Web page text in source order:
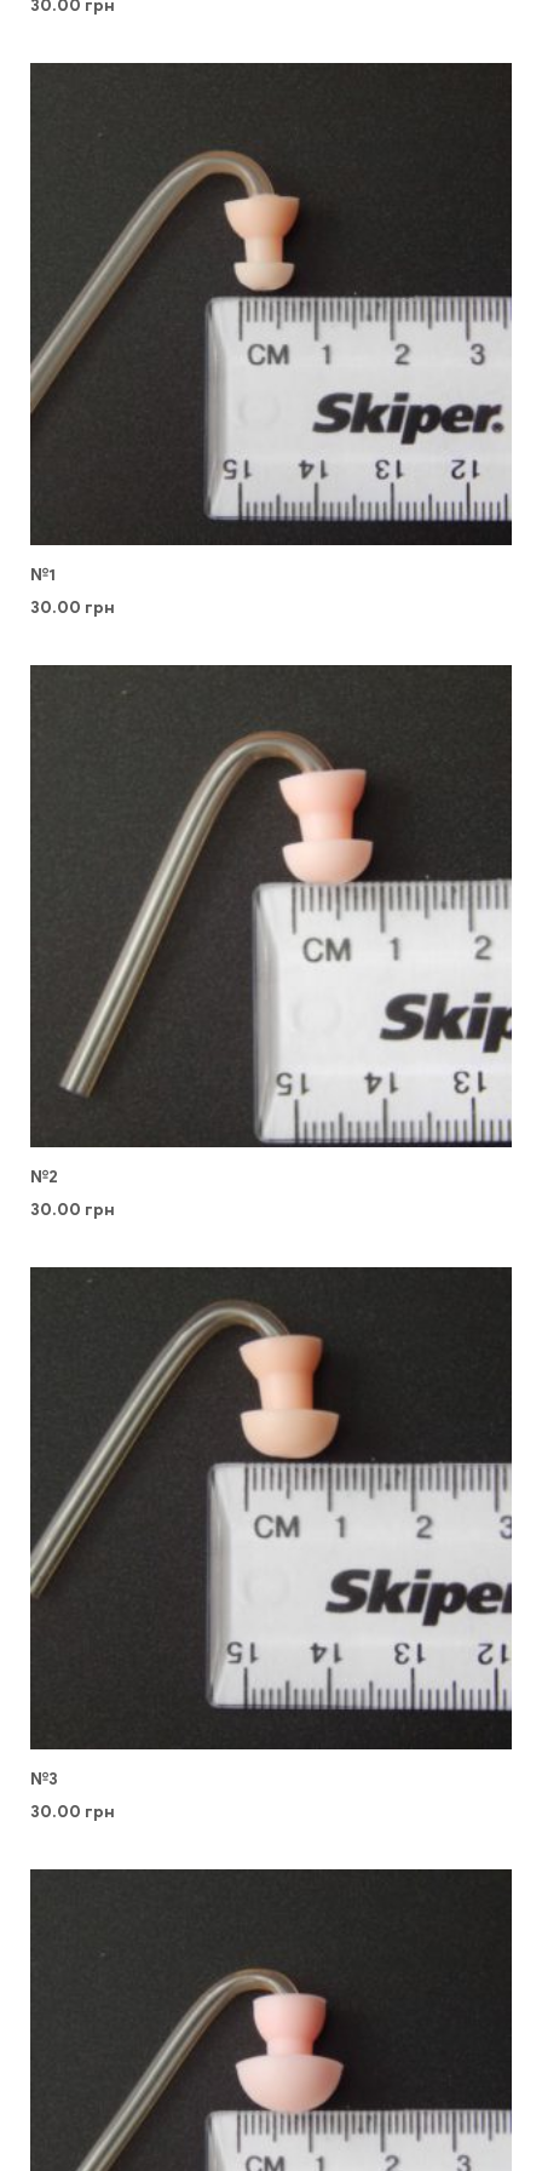
30.00 грн
№1
30.00 грн
№2
30.00 грн
№3
30.00 грн